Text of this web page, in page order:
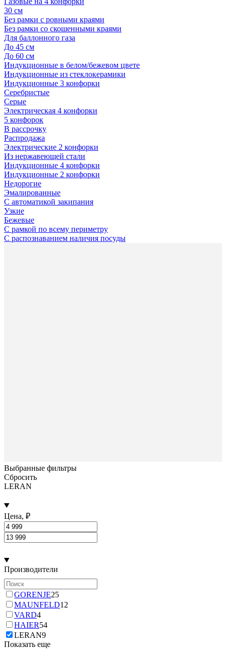
30 см
Без рамки с ровными краями
Без рамки со скошенными краями
Для баллонного газа
До 45 см
До 60 см
Индукционные в белом/бежевом цвете
Индукционные из стеклокерамики
Индукционные 3 конфорки
Серебристые
Серые
Электрическая 4 конфорки
5 конфорок
В рассрочку
Распродажа
Электрические 2 конфорки
Из нержавеющей стали
Индукционные 4 конфорки
Индукционные 2 конфорки
Недорогие
Эмалированные
С автоматикой закипания
Узкие
Бежевые
С рамкой по всему периметру
С распознаванием наличия посуды
Выбранные фильтры
Сбросить
LERAN
Цена, ₽
Производители
GORENJE25
MAUNFELD12
VARD4
HAIER54
LERAN9
Показать еще